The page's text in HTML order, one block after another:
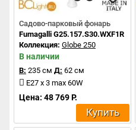
Садово-парковый фонарь
Fumagalli G25.157.S30.WXF1R
Коллекция: Globe 250
В наличии
В: 235 см Д: 62 см
E27 x 3 max 60W
Цена: 48 769 Р.
Купить